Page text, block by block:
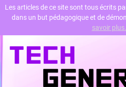
Skip
Les articles de ce site sont tous écrits
dans un but pédagogique et de
savoir plus.